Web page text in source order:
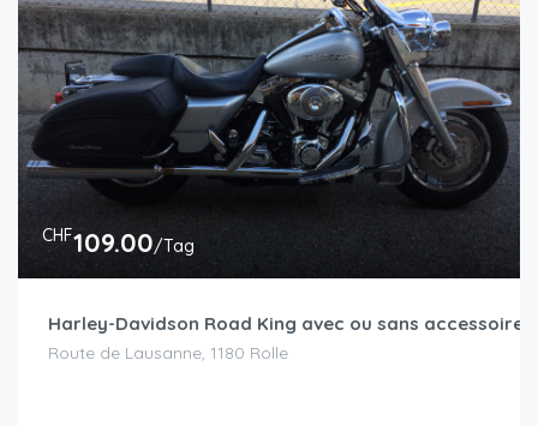
CHF109.00/Tag
Harley-Davidson Road King avec ou sans accessoires
Route de Lausanne, 1180 Rolle